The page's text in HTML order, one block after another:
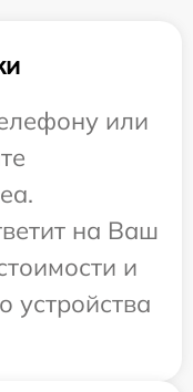
или
на Ваш
и
устройства